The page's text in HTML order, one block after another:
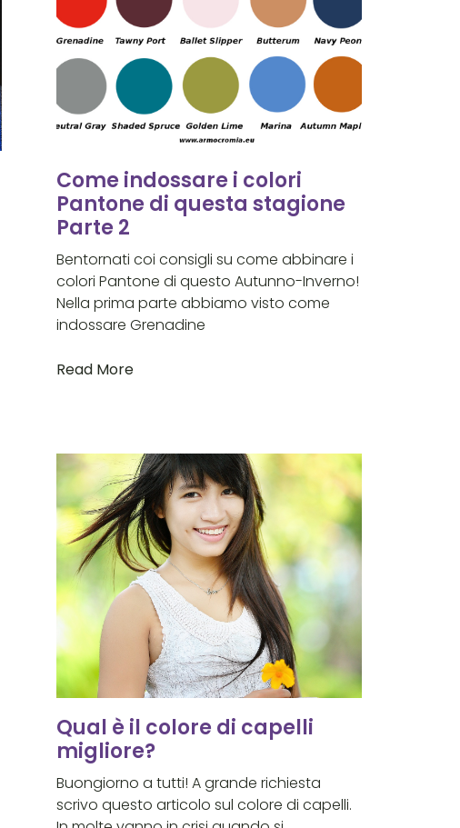
Come indossare i colori
Pantone di questa stagione
Parte 2
Bentornati coi consigli su come abbinare i
colori Pantone di questo Autunno-Inverno!
Nella prima parte abbiamo visto come
indossare Grenadine
Read More
Qual è il colore di capelli
migliore?
Buongiorno a tutti! A grande richiesta
scrivo questo articolo sul colore di capelli.